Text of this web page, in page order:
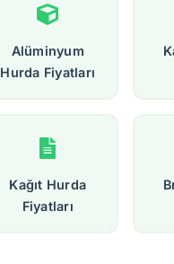
Alüminyum
Hurda Fiyatları
Kağıt Hurda
Fiyatları